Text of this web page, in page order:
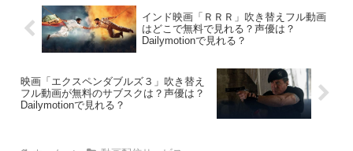
インド映画「ＲＲＲ」吹き替えフル動画
はどこで無料で見れる？声優は？
Dailymotionで見れる？
映画「エクスペンダブルズ３」吹き替え
フル動画が無料のサブスクは？声優は？
Dailymotionで見れる？